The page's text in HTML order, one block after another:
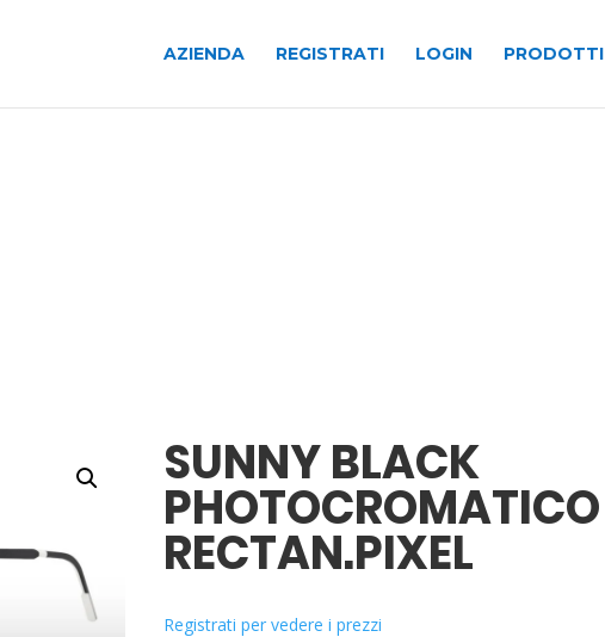
AZIENDA REGISTRATI LOGIN PRODOTTI
SUNNY BLACK
PHOTOCROMATICO
RECTAN.PIXEL
Registrati per vedere i prezzi